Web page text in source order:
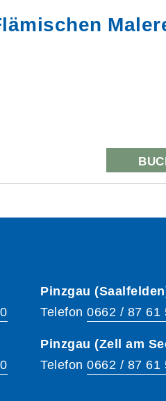
Pinzgau
Telefon 0662 / 87 61
Pinzgau (Zell am
Telefon 0662 / 87 61